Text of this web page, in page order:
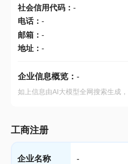
社会信用代码： -
电话： -
邮箱： -
地址： -
企业信息概览： -
如上信息由AI大模型全网搜索生成
工商注册
企业名称 -